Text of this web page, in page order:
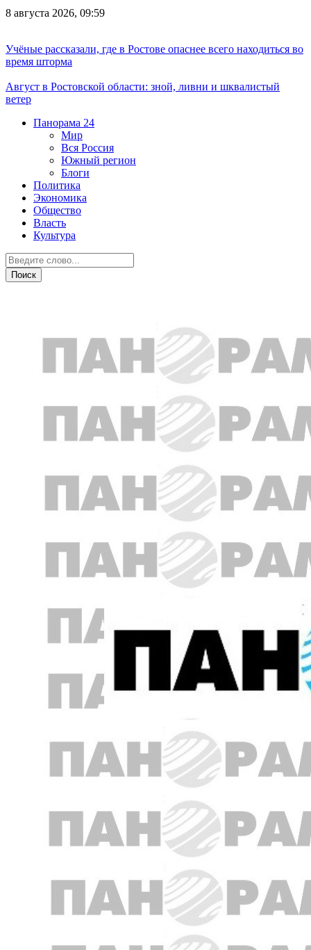
8 августа 2026, 09:59
Учёные рассказали, где в Ростове опаснее всего находиться во
время шторма
Август в Ростовской области: зной, ливни и шквалистый
ветер
Панорама 24
Мир
Вся Россия
Южный регион
Блоги
Политика
Экономика
Общество
Власть
Культура